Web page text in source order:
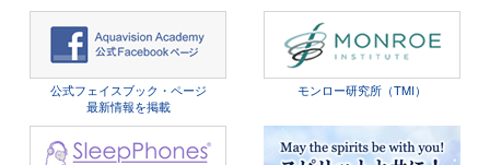
公式フェイスブック・ページ
最新情報を掲載
モンロー研究所（TMI）